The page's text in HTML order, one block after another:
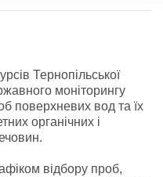
Тернопільської
моніторингу
поверхневих вод та їх
органічних і
відбору проб,